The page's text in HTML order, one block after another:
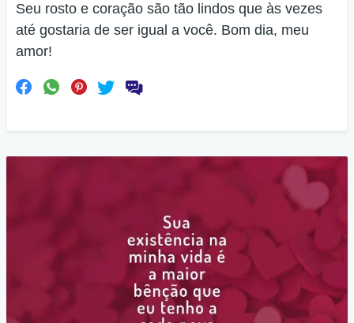
Seu rosto e coração são tão lindos que às vezes
até gostaria de ser igual a você. Bom dia, meu
amor!